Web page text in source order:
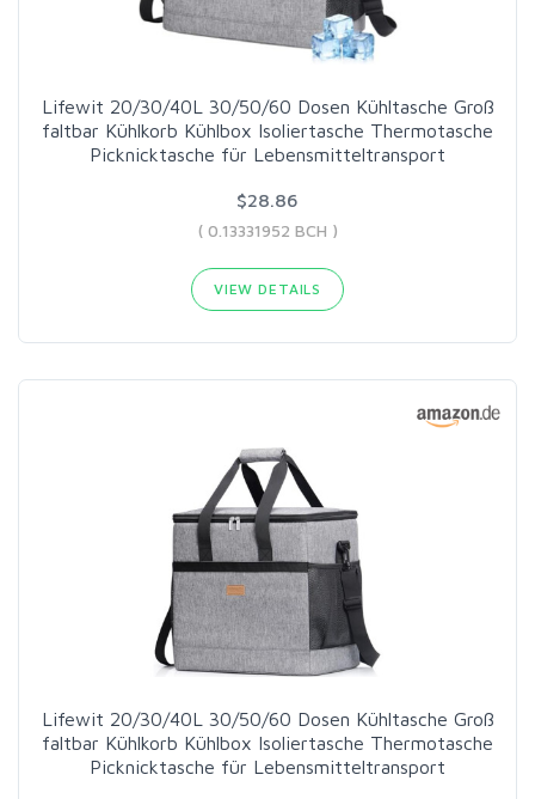
Lifewit 20/30/40L 30/50/60 Dosen Kühltasche Groß
faltbar Kühlkorb Kühlbox Isoliertasche Thermotasche
Picknicktasche für Lebensmitteltransport
$28.86
( 0.13331952 BCH )
VIEW DETAILS
Lifewit 20/30/40L 30/50/60 Dosen Kühltasche Groß
faltbar Kühlkorb Kühlbox Isoliertasche Thermotasche
Picknicktasche für Lebensmitteltransport